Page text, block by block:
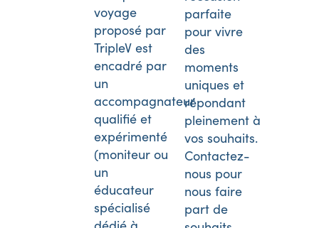
voyage
proposé par
TripleV est
encadré par
un
accompagnateur
qualifié et
expérimenté
(moniteur ou
un
éducateur
spécialisé
parfaite
pour vivre
des
moments
uniques et
répondant
pleinement à
vos souhaits.
Contactez-
nous pour
nous faire
part de